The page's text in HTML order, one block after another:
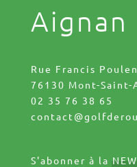
Aignan
Rue Francis
76130 Mont-Saint-
02 35 76 38 65
S'abonner à la